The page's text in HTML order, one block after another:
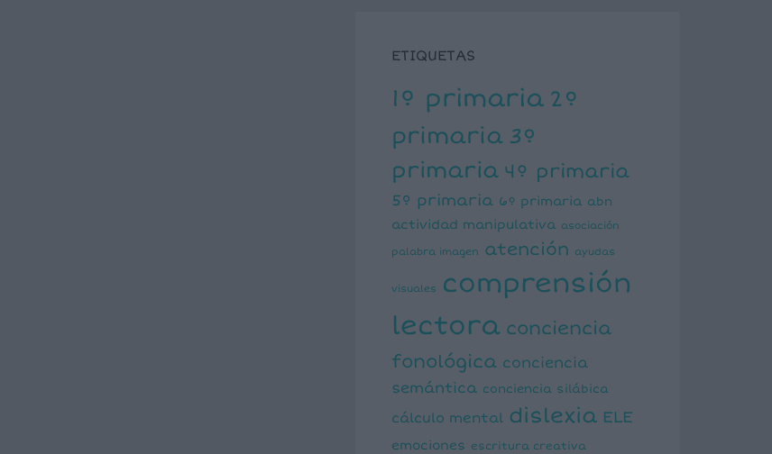
ETIQUETAS
1º primaria 2º
primaria 3º
primaria 4º primaria
5º primaria 6º primaria abn
actividad manipulativa asociación
palabra imagen atención ayudas
visuales
comprensión
lectora conciencia
fonológica conciencia
semántica conciencia silábica
cálculo mental dislexia ELE
emociones escritura creativa